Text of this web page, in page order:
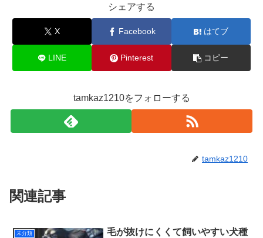
シェアする
X Facebook はてブ
LINE Pinterest コピー
tamkaz1210をフォローする
tamkaz1210
関連記事
未分類
毛が抜けにくくて飼いやすい犬種